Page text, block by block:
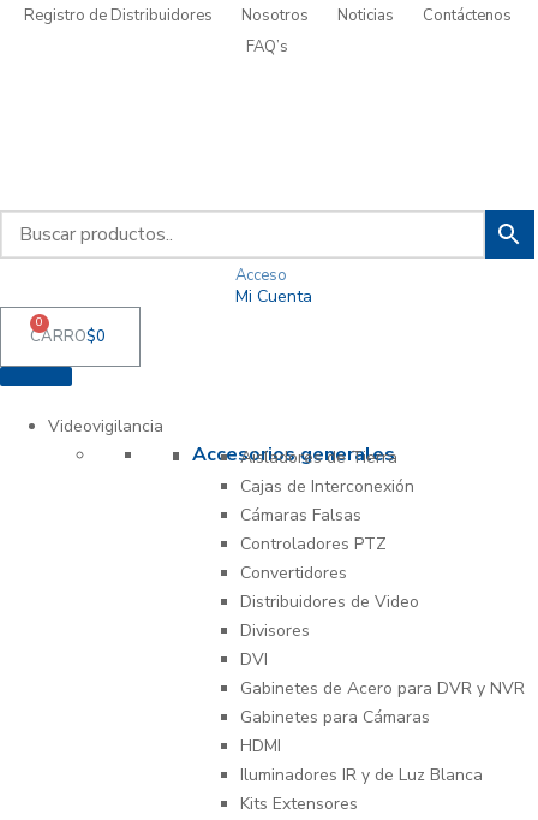
Registro de Distribuidores Nosotros Noticias
Contáctenos
FAQ’s
Acceso
Mi Cuenta
$0
0
CARRO
Videovigilancia
Accesorios generales
Aisladores de Tierra
Cajas de Interconexión
Cámaras Falsas
Controladores PTZ
Convertidores
Distribuidores de Video
Divisores
DVI
Gabinetes de Acero para DVR y NVR
Gabinetes para Cámaras
HDMI
Iluminadores IR y de Luz Blanca
Kits Extensores